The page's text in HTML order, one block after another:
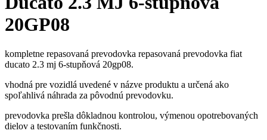
20GP08
kompletne repasovaná prevodovka repasovaná prevodovka fiat
ducato 2.3 mj 6-stupňová 20gp08.
vhodná pre vozidlá uvedené v názve produktu a určená ako
spoľahlivá náhrada za pôvodnú prevodovku.
prevodovka prešla dôkladnou kontrolou, výmenou opotrebovaných
dielov a testovaním funkčnosti.